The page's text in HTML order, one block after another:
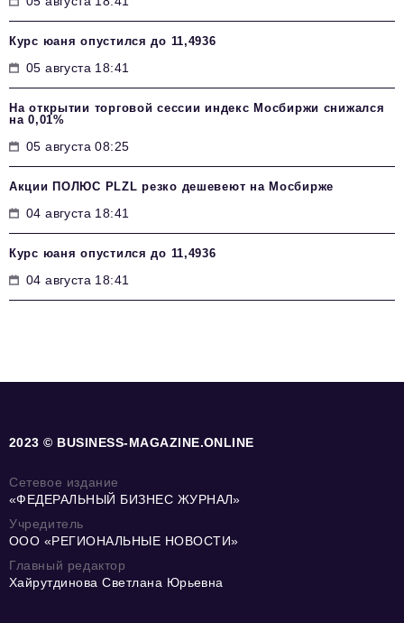
Курс юаня опустился до 11,4936
05 августа 18:41
На открытии торговой сессии индекс Мосбиржи снижался
на 0,01%
05 августа 08:25
Акции ПОЛЮС PLZL резко дешевеют на Мосбирже
04 августа 18:41
Курс юаня опустился до 11,4936
04 августа 18:41
2023 © BUSINESS-MAGAZINE.ONLINE
Сетевое издание
«ФЕДЕРАЛЬНЫЙ БИЗНЕС ЖУРНАЛ»
Учредитель
ООО «РЕГИОНАЛЬНЫЕ НОВОСТИ»
Главный редактор
Хайрутдинова Светлана Юрьевна